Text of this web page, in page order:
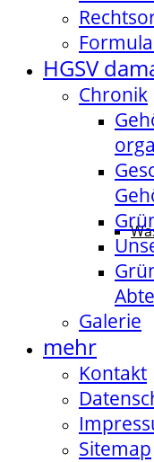
HGSV
Chronik
Galerie
mehr
Kontakt
Sitemap